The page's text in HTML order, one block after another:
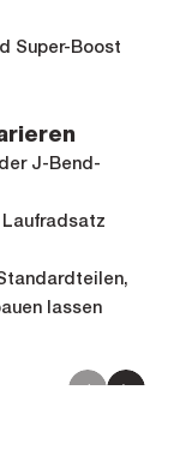
Super-Boost
J-Bend-
lassen